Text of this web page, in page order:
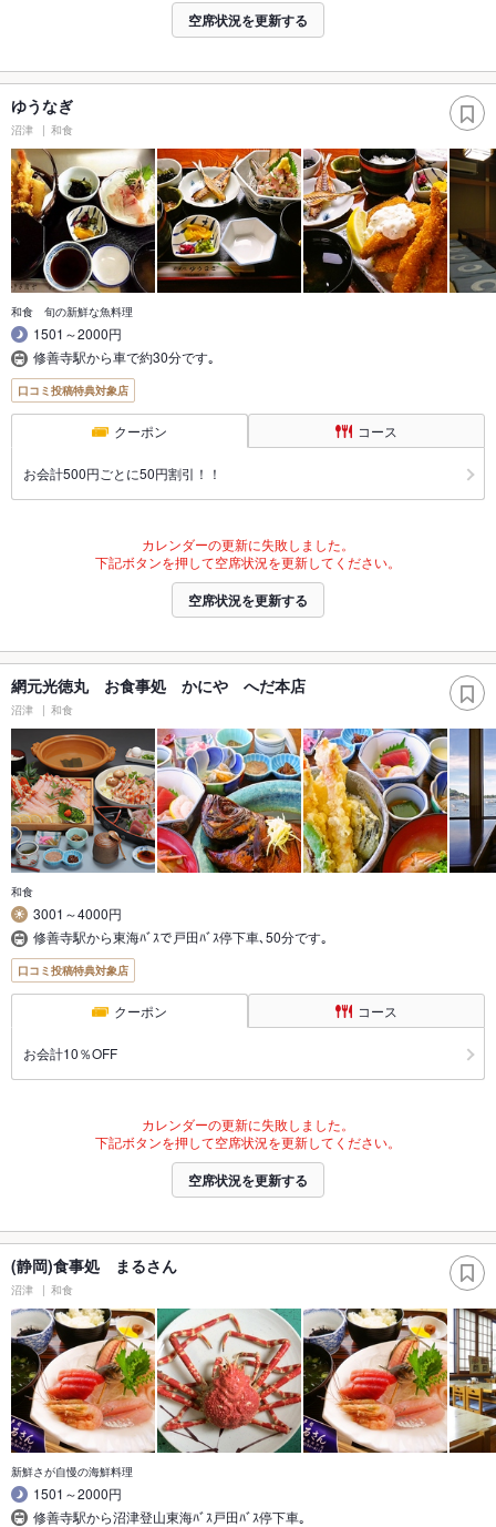
空席状況を更新する
ゆうなぎ
沼津 和食
和食 旬の新鮮な魚料理
1501～2000円
修善寺駅から車で約30分です｡
口コミ投稿特典対象店
クーポン コース
お会計500円ごとに50円割引！！
カレンダーの更新に失敗しました。
下記ボタンを押して空席状況を更新してください。
空席状況を更新する
網元光徳丸 お食事処 かにや へだ本店
沼津 和食
和食
3001～4000円
修善寺駅から東海ﾊﾞｽで戸田ﾊﾞｽ停下車､50分です｡
口コミ投稿特典対象店
クーポン コース
お会計10％OFF
カレンダーの更新に失敗しました。
下記ボタンを押して空席状況を更新してください。
空席状況を更新する
(静岡)食事処 まるさん
沼津 和食
新鮮さが自慢の海鮮料理
1501～2000円
修善寺駅から沼津登山東海ﾊﾞｽ戸田ﾊﾞｽ停下車｡